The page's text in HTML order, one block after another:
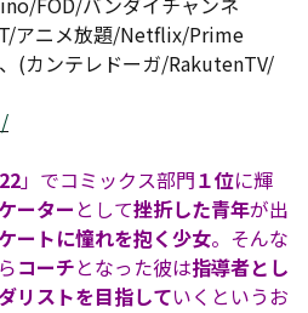
アニメ放題/Netflix/Prime
(カンテレドーガ/RakutenTV/
」でコミックス部門１位に輝
ーター として挫折した青年が出
ートに憧れを抱く少女。そんな
コーチとなった彼は指導者とし
リストを目指していくというお